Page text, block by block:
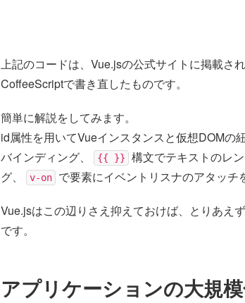
上記のコードは、Vue.jsの公式サイトに掲載さ
CoffeeScriptで書き直したものです。
簡単に解説をしてみます。
id属性を用いてVueインスタンスと仮想DOMの
バインディング、
{{ }} 構文でテキストのレン
グ、
v-on で要素にイベントリスナのアタッチ
Vue.jsはこの辺りさえ抑えておけば、とりあえ
です。
アプリケーションの大規